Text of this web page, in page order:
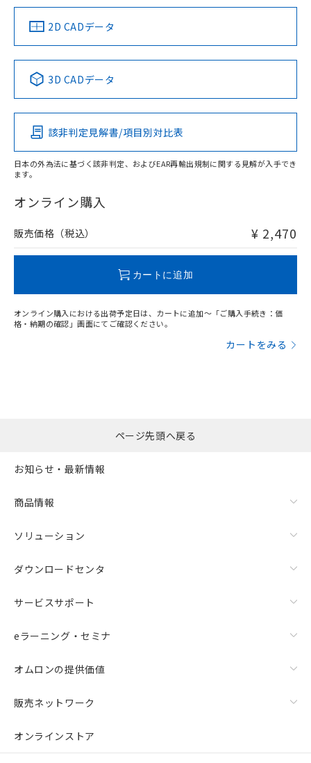
中国 RoHS 注意事項・凡例
Pb Hg Cd Cr(VI)
O
在庫等で未対応品が混在する可能性があります。
問い合わせください。
2D CADデータ
3D CADデータ
該非判定見解書/項目別対比表
日本の外為法に基づく該非判定、およびEAR再輸出規制に関する見解が入手でき
ます。
オンライン購入
販売価格（税込） ¥ 2,470
カートに追加
オンライン購入における出荷予定日は、カートに追加～「ご購入手続き：価
格・納期の確認」画面にてご確認ください。
カートをみる
ページ先頭へ戻る
お知らせ・最新情報
商品情報
ソリューション
ダウンロードセンタ
サービスサポート
eラーニング・セミナ
オムロンの提供価値
販売ネットワーク
オンラインストア